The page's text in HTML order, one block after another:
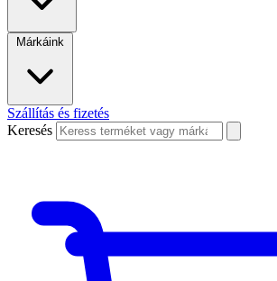
Márkáink
Szállítás és fizetés
Keresés